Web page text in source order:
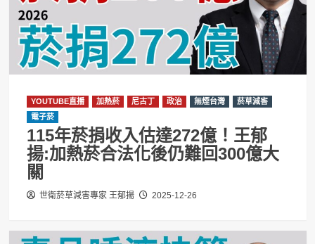
YOUTUBE直播 加熱菸 尼古丁 政治 無煙台灣
菸草減害
電子菸
115年菸捐收入估達272億！王郁
揚:加熱菸合法化後仍難回300億大
關
世衛菸草減害專家 王郁揚 2025-12-26